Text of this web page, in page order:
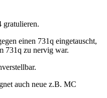
gratulieren.
einen 731q eingetauscht,
731q zu nervig war.
auch neue z.B. MC